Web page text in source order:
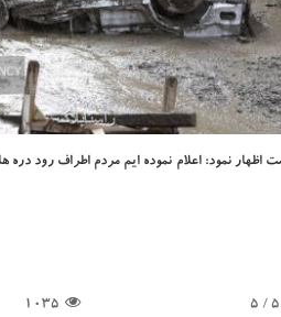
نمود: اعلام نموده ایم مردم اطراف رود دره
/ 5
1035